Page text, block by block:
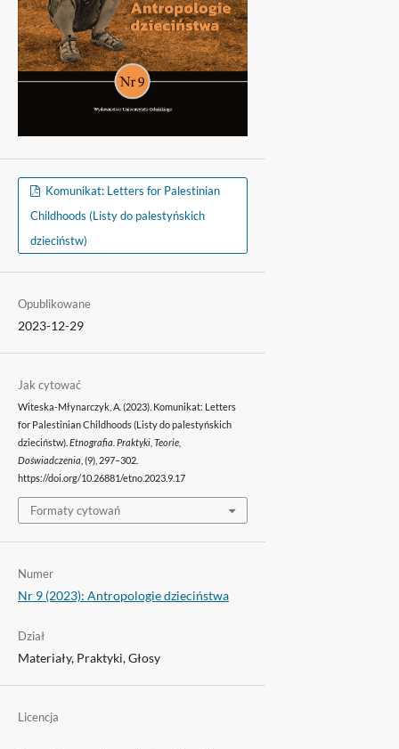
Komunikat: Letters for Palestinian
Childhoods (Listy do palestyńskich
dzieciństw)
Opublikowane
2023-12-29
Jak cytować
Witeska-Młynarczyk, A. (2023). Komunikat: Letters
for Palestinian Childhoods (Listy do palestyńskich
dzieciństw).Etnografia. Praktyki, Teorie,
Doświadczenia, (9), 297–302.
https://doi.org/10.26881/etno.2023.9.17
Formaty cytowań
Numer
Nr 9 (2023): Antropologie dzieciństwa
Dział
Materiały, Praktyki, Głosy
Licencja